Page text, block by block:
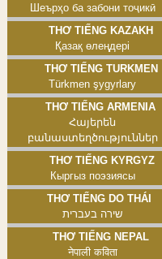
Шеърҳо ба забони тоҷикӣ
Thơ tiếng Kazakh
Қазақ өлеңдері
Thơ tiếng Turkmen
Türkmen şygyrlary
Thơ tiếng Armenia
Հայերեն
բանաստեղծություններ
Thơ tiếng Kyrgyz
Кыргыз поэзиясы
Thơ tiếng Do Thái
שירה בעברית
Thơ tiếng Nepal
नेपाली कविता